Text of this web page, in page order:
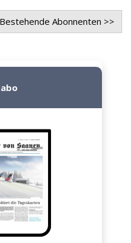
Bestehende Abonnenten >>